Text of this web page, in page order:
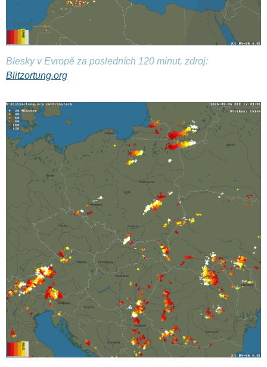
Blesky v Evropě za posledních 120 minut, zdroj:
Blitzortung.org